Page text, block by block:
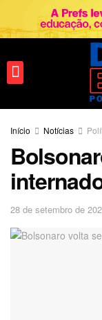
Início Notícias
28 de setembro de